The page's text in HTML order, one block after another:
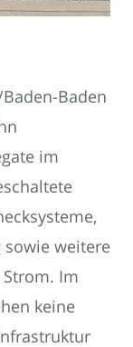
Baden
im
weitere
Im
keine